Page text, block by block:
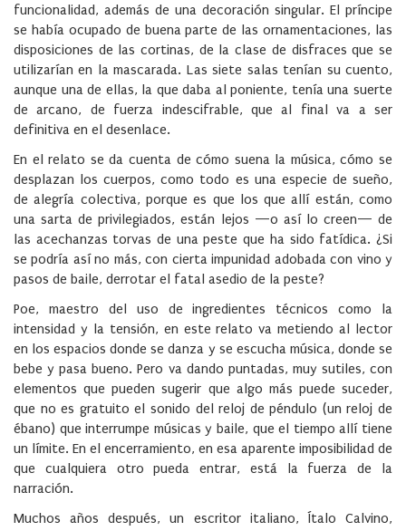
funcionalidad, además de una decoración singular. El príncipe
se había ocupado de buena parte de las ornamentaciones, las
disposiciones de las cortinas, de la clase de disfraces que se
utilizarían en la mascarada. Las siete salas tenían su cuento,
aunque una de ellas, la que daba al poniente, tenía una suerte
de arcano, de fuerza indescifrable, que al final va a ser
definitiva en el desenlace.
En el relato se da cuenta de cómo suena la música, cómo se
desplazan los cuerpos, como todo es una especie de sueño,
de alegría colectiva, porque es que los que allí están, como
una sarta de privilegiados, están lejos —o así lo creen— de
las acechanzas torvas de una peste que ha sido fatídica. ¿Si
se podría así no más, con cierta impunidad adobada con vino y
pasos de baile, derrotar el fatal asedio de la peste?
Poe, maestro del uso de ingredientes técnicos como la
intensidad y la tensión, en este relato va metiendo al lector
en los espacios donde se danza y se escucha música, donde se
bebe y pasa bueno. Pero va dando puntadas, muy sutiles, con
elementos que pueden sugerir que algo más puede suceder,
que no es gratuito el sonido del reloj de péndulo (un reloj de
ébano) que interrumpe músicas y baile, que el tiempo allí tiene
un límite. En el encerramiento, en esa aparente imposibilidad de
que cualquiera otro pueda entrar, está la fuerza de la
narración.
Muchos años después, un escritor italiano, Ítalo Calvino,